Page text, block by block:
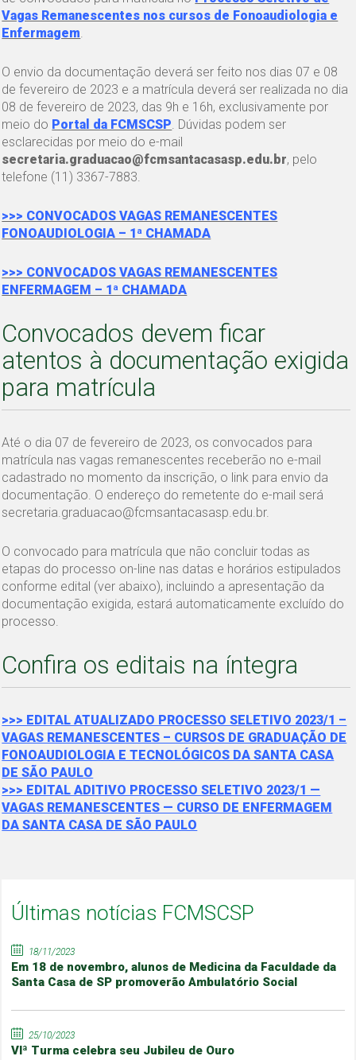
Vagas Remanescentes nos cursos de Fonoaudiologia e
Enfermagem
O envio da documentação deverá ser feito nos dias 07 e 08
de fevereiro de 2023 e a matrícula deverá ser realizada no dia
08 de fevereiro de 2023, das 9h e 16h, exclusivamente por
meio do Portal da FCMSCSP . Dúvidas podem ser
esclarecidas por meio do e-mail
secretaria.graduacao@fcmsantacasasp.edu.br, pelo
telefone (11) 3367-7883.
>>> CONVOCADOS VAGAS REMANESCENTES
FONOAUDIOLOGIA – 1ª CHAMADA
>>> CONVOCADOS VAGAS REMANESCENTES
ENFERMAGEM – 1ª CHAMADA
Convocados devem ficar
atentos à documentação exigida
para matrícula
Até o dia 07 de fevereiro de 2023, os convocados para
matrícula nas vagas remanescentes receberão no e-mail
cadastrado no momento da inscrição, o link para envio da
documentação. O endereço do remetente do e-mail será
secretaria.graduacao@fcmsantacasasp.edu.br.
O convocado para matrícula que não concluir todas as
etapas do processo on-line nas datas e horários estipulados
conforme edital (ver abaixo), incluindo a apresentação da
documentação exigida, estará automaticamente excluído do
processo.
Confira os editais na íntegra
>>> EDITAL ATUALIZADO PROCESSO SELETIVO 2023/1 –
VAGAS REMANESCENTES – CURSOS DE GRADUAÇÃO DE
FONOAUDIOLOGIA E TECNOLÓGICOS DA SANTA CASA
DE SÃO PAULO
>>> EDITAL ADITIVO PROCESSO SELETIVO 2023/1 —
VAGAS REMANESCENTES — CURSO DE ENFERMAGEM
DA SANTA CASA DE SÃO PAULO
Últimas notícias FCMSCSP
18/11/2023
Em 18 de novembro, alunos de Medicina da Faculdade da
Santa Casa de SP promoverão Ambulatório Social
25/10/2023
VIª Turma celebra seu Jubileu de Ouro